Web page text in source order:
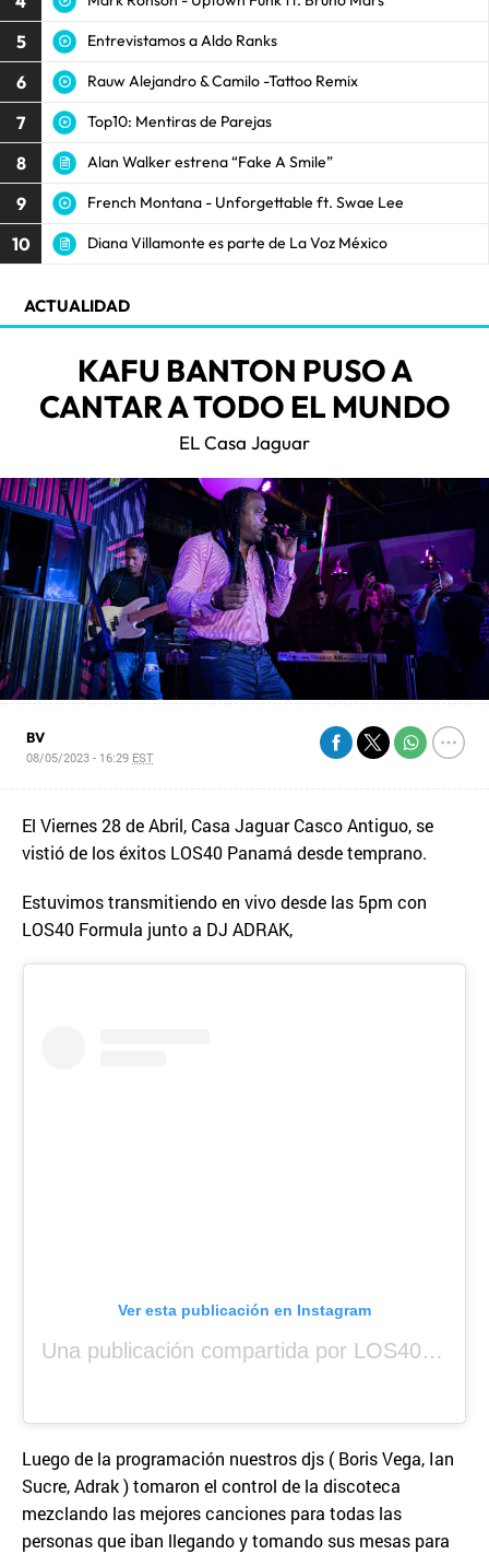
5 Entrevistamos a Aldo Ranks
6 Rauw Alejandro & Camilo -Tattoo Remix
7 Top10: Mentiras de Parejas
8 Alan Walker estrena “Fake A Smile”
9 French Montana - Unforgettable ft. Swae Lee
10 Diana Villamonte es parte de La Voz México
ACTUALIDAD
KAFU BANTON PUSO A
CANTAR A TODO EL MUNDO
EL Casa Jaguar
BV
08/05/2023 - 16:29 EST
El Viernes 28 de Abril, Casa Jaguar Casco Antiguo, se
vistió de los éxitos LOS40 Panamá desde temprano.
Estuvimos transmitiendo en vivo desde las 5pm con
LOS40 Formula junto a DJ ADRAK,
Ver esta publicación en Instagram
Una publicación compartida por LOS40 Panamá (@los40panama)
Luego de la programación nuestros djs ( Boris Vega, Ian
Sucre, Adrak ) tomaron el control de la discoteca
mezclando las mejores canciones para todas las
personas que iban llegando y tomando sus mesas para